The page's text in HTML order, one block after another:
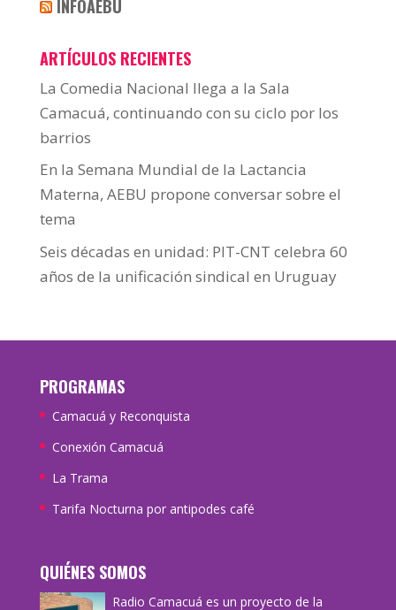
INFOAEBU
ARTÍCULOS RECIENTES
La Comedia Nacional llega a la Sala
Camacuá, continuando con su ciclo por los
barrios
En la Semana Mundial de la Lactancia
Materna, AEBU propone conversar sobre el
tema
Seis décadas en unidad: PIT-CNT celebra 60
años de la unificación sindical en Uruguay
PROGRAMAS
Camacuá y Reconquista
Conexión Camacuá
La Trama
Tarifa Nocturna por antipodes café
QUIÉNES SOMOS
Radio Camacuá es un proyecto de la